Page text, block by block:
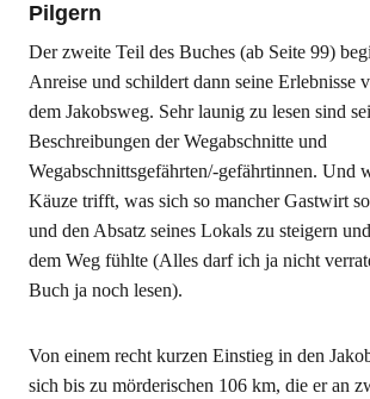
Pilgern
Der zweite Teil des Buches (ab Seite 99)
Anreise und schildert dann seine Erlebnisse
dem Jakobsweg. Sehr launig zu lesen sind
Beschreibungen der Wegabschnitte und
Wegabschnittsgefährten/-gefährtinnen. Und
Käuze trifft, was sich so mancher Gastwirt
und den Absatz seines Lokals zu steigern
dem Weg fühlte (Alles darf ich ja nicht
Buch ja noch lesen).
Von einem recht kurzen Einstieg in den
sich bis zu mörderischen 106 km, die er an